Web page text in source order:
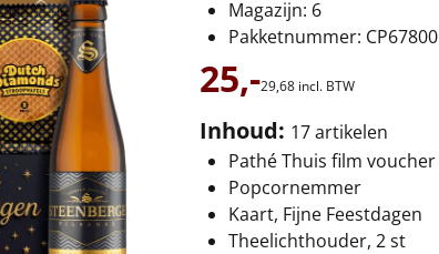
Magazijn: 6
Pakketnummer: CP67800
25,-29,68 incl. BTW
Inhoud: 17 artikelen
Pathé Thuis film voucher
Popcornemmer
Kaart, Fijne Feestdagen
Theelichthouder, 2 st